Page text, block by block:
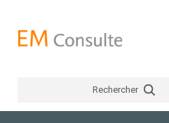
Rechercher